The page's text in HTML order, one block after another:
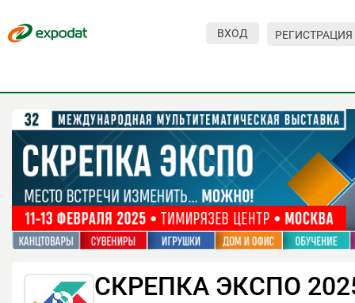
ВХОД РЕГИСТРАЦИЯ
СКРЕПКА ЭКСПО
О сервисе
Организациям
Контакты
Организаторам
Посетителям